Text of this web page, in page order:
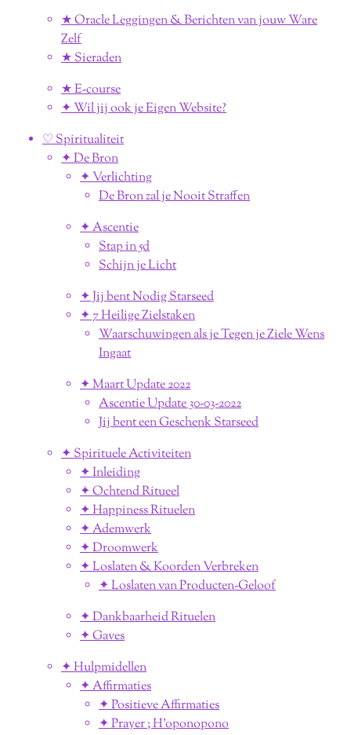
★ Oracle Leggingen & Berichten van jouw Ware
Zelf
★ Sieraden
★ E-course
✦ Wil jij ook je Eigen Website?
♡ Spiritualiteit
✦ De Bron
✦ Verlichting
De Bron zal je Nooit Straffen
✦ Ascentie
Stap in 5d
Schijn je Licht
✦ Jij bent Nodig Starseed
✦ 7 Heilige Zielstaken
Waarschuwingen als je Tegen je Ziele Wens
Ingaat
✦ Maart Update 2022
Ascentie Update 30-03-2022
Jij bent een Geschenk Starseed
✦ Spirituele Activiteiten
✦ Inleiding
✦ Ochtend Ritueel
✦ Happiness Rituelen
✦ Ademwerk
✦ Droomwerk
✦ Loslaten & Koorden Verbreken
✦ Loslaten van Producten-Geloof
✦ Dankbaarheid Rituelen
✦ Gaves
✦ Hulpmidellen
✦ Affirmaties
✦ Positieve Affirmaties
✦ Prayer ; H'oponopono